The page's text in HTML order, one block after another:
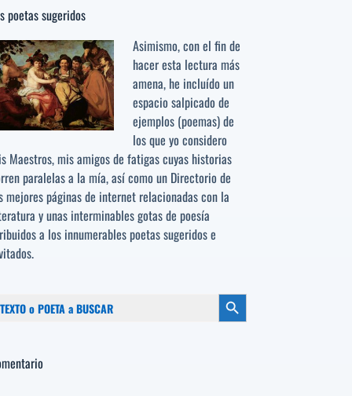
poetas sugeridos
Asimismo, con el fin de
hacer esta lectura más
amena, he incluído un
espacio salpicado de
ejemplos (poemas) de
los que yo considero
Maestros, mis amigos de fatigas cuyas historias
paralelas a la mía, así como un Directorio de
mejores páginas de internet relacionadas con la
y unas interminables gotas de poesía
a los innumerables poetas sugeridose
Botón de búsqueda